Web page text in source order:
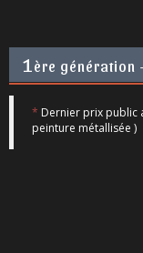
1ère génération
* Dernier prix public
peinture métallisée )